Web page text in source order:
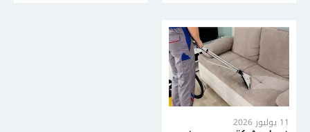
11 يوليوز 2026